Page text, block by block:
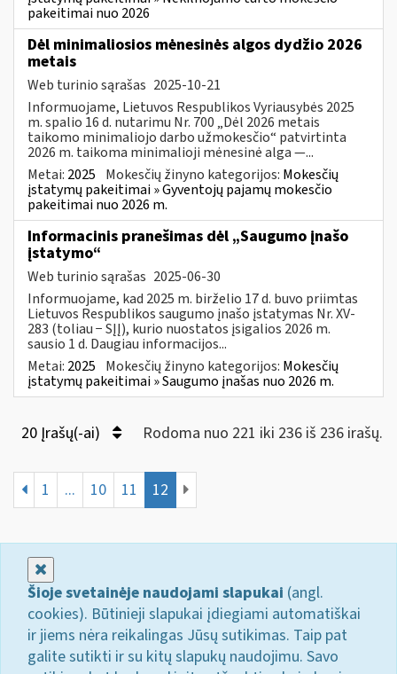
pakeitimai nuo 2026
Dėl minimaliosios mėnesinės algos dydžio 2026
metais
Web turinio sąrašas 2025-10-21
Informuojame, Lietuvos Respublikos Vyriausybės 2025
m. spalio 16 d. nutarimu Nr. 700 „Dėl 2026 metais
taikomo minimaliojo darbo užmokesčio“ patvirtinta
2026 m. taikoma minimalioji mėnesinė alga —...
Metai: 2025 Mokesčių žinyno kategorijos: Mokesčių
įstatymų pakeitimai » Gyventojų pajamų mokesčio
pakeitimai nuo 2026 m.
Informacinis pranešimas dėl „Saugumo įnašo
įstatymo“
Web turinio sąrašas 2025-06-30
Informuojame, kad 2025 m. birželio 17 d. buvo priimtas
Lietuvos Respublikos saugumo įnašo įstatymas Nr. XV-
283 (toliau − SĮĮ), kurio nuostatos įsigalios 2026 m.
sausio 1 d. Daugiau informacijos...
Metai: 2025 Mokesčių žinyno kategorijos: Mokesčių
įstatymų pakeitimai » Saugumo įnašas nuo 2026 m.
20 Įrašų(-ai) Rodoma nuo 221 iki 236 iš 236 irašų.
1 ... 10 11 12
Šioje svetainėje naudojami slapukai (angl.
cookies). Būtinieji slapukai įdiegiami automatiškai
ir jiems nėra reikalingas Jūsų sutikimas. Taip pat
galite sutikti ir su kitų slapukų naudojimu. Savo